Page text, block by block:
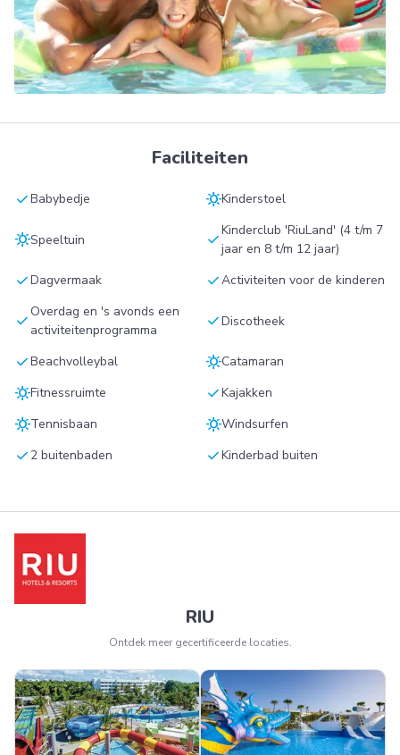
Faciliteiten
checkBabybedje sunnyKinderstoel
sunnySpeeltuin checkKinderclub 'RiuLand' (4 t/m 7
jaar en 8 t/m 12 jaar)
checkDagvermaak checkActiviteiten voor de kinderen
check Overdag en 's avonds een
activiteitenprogramma
checkDiscotheek
checkBeachvolleybal sunnyCatamaran
sunnyFitnessruimte checkKajakken
sunnyTennisbaan sunnyWindsurfen
check 2 buitenbaden checkKinderbad buiten
RIU
Ontdek meer gecertificeerde locaties.